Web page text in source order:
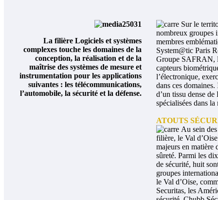
La filière Logiciels et systèmes
complexes touche les domaines de la
conception, la réalisation et de la
maîtrise des systèmes de mesure et
instrumentation pour les applications
suivantes : les télécommunications,
l’automobile, la sécurité et la défense.
Sur le
nombreux groupes
membres
System@tic Paris
Groupe SAFRAN,
capteurs
l’électronique,
dans ces
d’un tissu dense
spécialisées dans
ATOUTS
Au sein
filière, le Val
majeurs en matière
sûreté. Parmi les
de sécurité, huit
groupes
le Val d’Oise,
Securitas, les